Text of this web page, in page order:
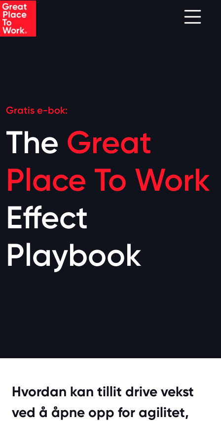
Skip to main content
Gratis e-bok:
The Great
Place To Work
Effect
Playbook
Hvordan kan tillit drive vekst
ved å åpne opp for agilitet,